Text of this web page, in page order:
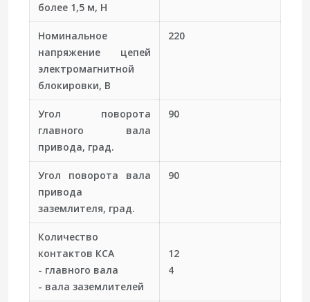
более 1,5 м, Н
Номинальное
напряжение цепей
электромагнитной
блокировки, В
220
Угол поворота
главного вала
привода, град.
90
Угол поворота вала
привода
заземлителя, град.
90
Количество
контактов КСА
- главного вала
- вала заземлителей
12
4